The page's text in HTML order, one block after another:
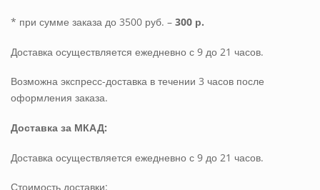
* при сумме заказа до 3500 руб. – 300 р.
Доставка осуществляется ежедневно с 9 до 21 часов.
Возможна экспресс-доставка в течении 3 часов после
оформления заказа.
Доставка за МКАД:
Доставка осуществляется ежедневно с 9 до 21 часов.
Стоимость доставки: